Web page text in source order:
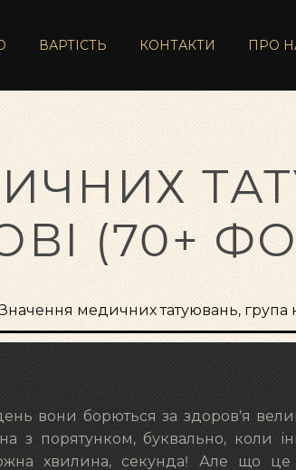
ВАРТІСТЬ КОНТАКТИ ПРО
(70+
медичних татуювань, група
вони борються за здоров’я
з порятунком, буквально, коли
хвилина, секунда! Але що це